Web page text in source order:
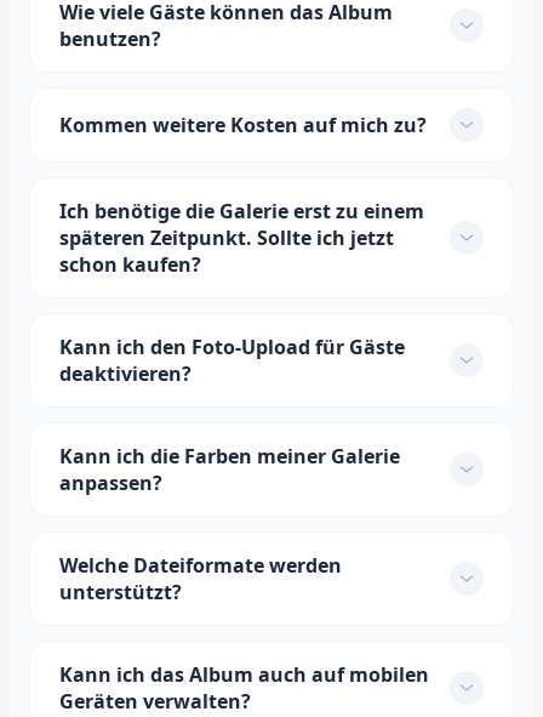
Wie viele Gäste können das Album
benutzen?
Kommen weitere Kosten auf mich zu?
Ich benötige die Galerie erst zu einem
späteren Zeitpunkt. Sollte ich jetzt
schon kaufen?
Kann ich den Foto-Upload für Gäste
deaktivieren?
Kann ich die Farben meiner Galerie
anpassen?
Welche Dateiformate werden
unterstützt?
Kann ich das Album auch auf mobilen
Geräten verwalten?